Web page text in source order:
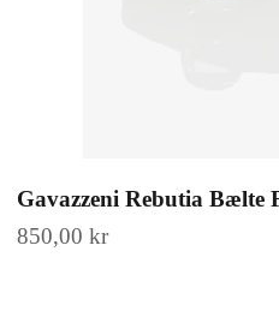
Gavazzeni Rebutia Bælte
Salgspris
850,00 kr